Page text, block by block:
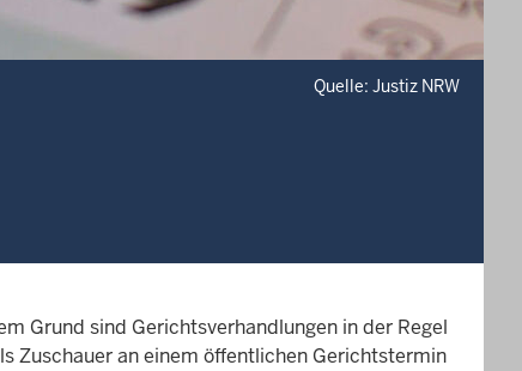
Quelle: Justiz NRW
Grund sind Gerichtsverhandlungen in der Regel
Zuschauer an einem öffentlichen Gerichtstermin